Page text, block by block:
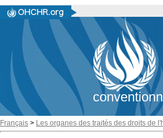
Français > Les organes des traités des droits de